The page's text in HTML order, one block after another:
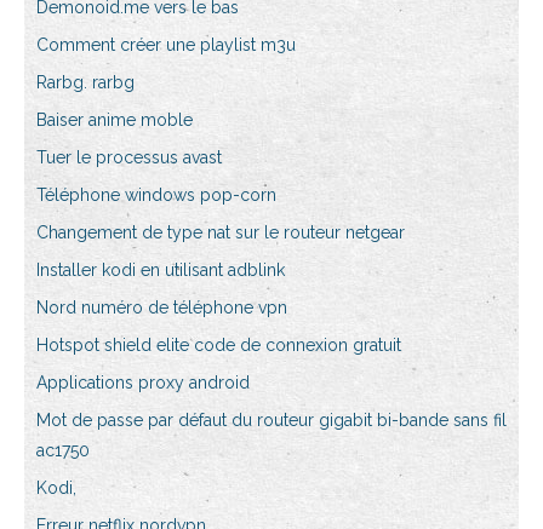
Demonoid.me vers le bas
Comment créer une playlist m3u
Rarbg. rarbg
Baiser anime moble
Tuer le processus avast
Téléphone windows pop-corn
Changement de type nat sur le routeur netgear
Installer kodi en utilisant adblink
Nord numéro de téléphone vpn
Hotspot shield elite code de connexion gratuit
Applications proxy android
Mot de passe par défaut du routeur gigabit bi-bande sans fil
ac1750
Kodi,